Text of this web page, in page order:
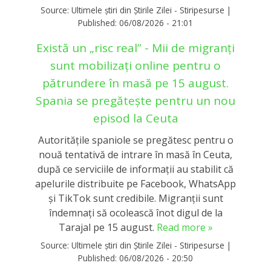
Source: Ultimele știri din Știrile Zilei - Stiripesurse |
Published: 06/08/2026 - 21:01
Există un „risc real” - Mii de migranți
sunt mobilizați online pentru o
pătrundere în masă pe 15 august.
Spania se pregătește pentru un nou
episod la Ceuta
Autoritățile spaniole se pregătesc pentru o
nouă tentativă de intrare în masă în Ceuta,
după ce serviciile de informații au stabilit că
apelurile distribuite pe Facebook, WhatsApp
și TikTok sunt credibile. Migranții sunt
îndemnați să ocolească înot digul de la
Tarajal pe 15 august. Read more »
Source: Ultimele știri din Știrile Zilei - Stiripesurse |
Published: 06/08/2026 - 20:50